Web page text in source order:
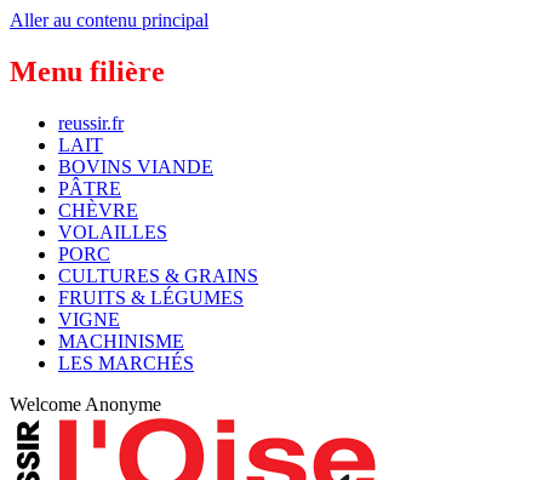
Aller au contenu principal
Menu filière
reussir.fr
LAIT
BOVINS VIANDE
PÂTRE
CHÈVRE
VOLAILLES
PORC
CULTURES & GRAINS
FRUITS & LÉGUMES
VIGNE
MACHINISME
LES MARCHÉS
Welcome Anonyme